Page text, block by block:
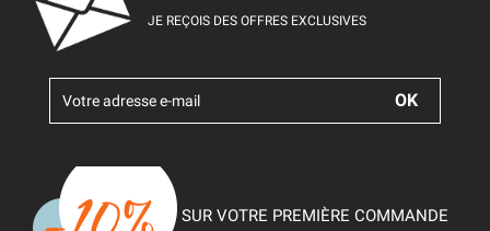
JE REÇOIS DES OFFRES EXCLUSIVES
SUR VOTRE PREMIÈRE COMMANDE